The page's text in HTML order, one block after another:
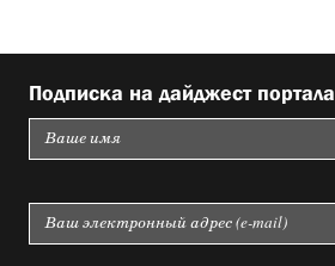
Подписка на дайджест портала